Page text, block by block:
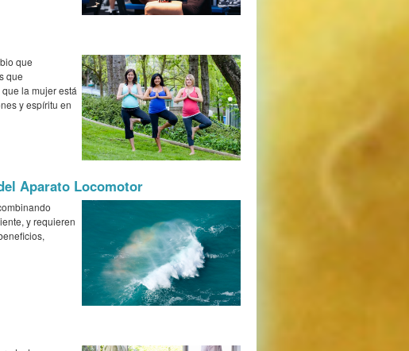
que
que
la mujer está
y espíritu en
Aparato Locomotor
y requieren